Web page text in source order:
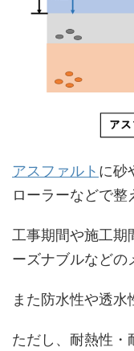
アスファルト に砂
ローラーなどで整
工事期間や施工期
ーズナブルなどの
また防水性や透水
ただし、耐熱性・